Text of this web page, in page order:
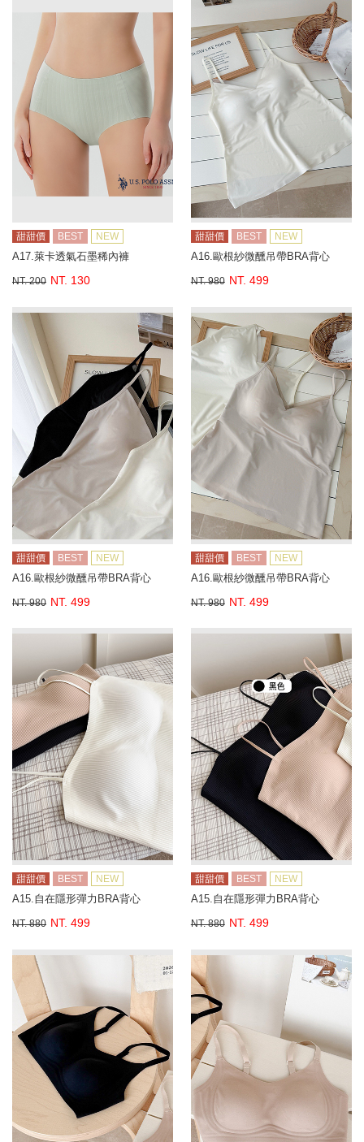
甜甜價 BEST NEW
A17.萊卡透氣石墨稀內褲
NT. 200 NT. 130
甜甜價 BEST NEW
A16.歐根紗微醺吊帶BRA背心
NT. 980 NT. 499
甜甜價 BEST NEW
A16.歐根紗微醺吊帶BRA背心
NT. 980 NT. 499
甜甜價 BEST NEW
A16.歐根紗微醺吊帶BRA背心
NT. 980 NT. 499
甜甜價 BEST NEW
A15.自在隱形彈力BRA背心
NT. 880 NT. 499
甜甜價 BEST NEW
A15.自在隱形彈力BRA背心
NT. 880 NT. 499